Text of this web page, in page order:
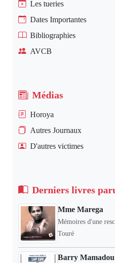
Les tueries
Dates Importantes
Bibliographies
AVCB
Médias
Horoya
Autres Journaux
D'autres victimes
Derniers livres
Mme Marega
Mémoires d'une
Touré
Barry